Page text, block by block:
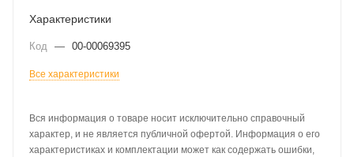
Характеристики
Код — 00-00069395
Все характеристики
Вся информация о товаре носит исключительно справочный
характер, и не является публичной офертой. Информация о его
характеристиках и комплектации может как содержать ошибки,